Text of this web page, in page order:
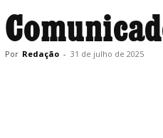
Por Redação - 31 de julho de 2025